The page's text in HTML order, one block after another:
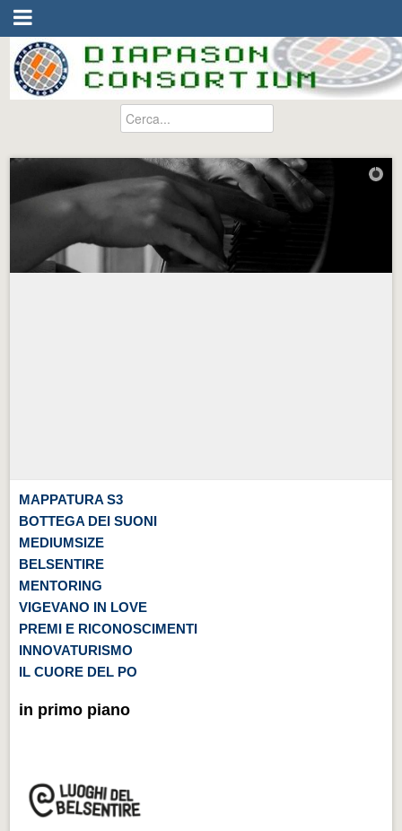
MAPPATURA S3
BOTTEGA DEI SUONI
MEDIUMSIZE
BELSENTIRE
MENTORING
VIGEVANO IN LOVE
PREMI E RICONOSCIMENTI
INNOVATURISMO
IL CUORE DEL PO
in primo piano